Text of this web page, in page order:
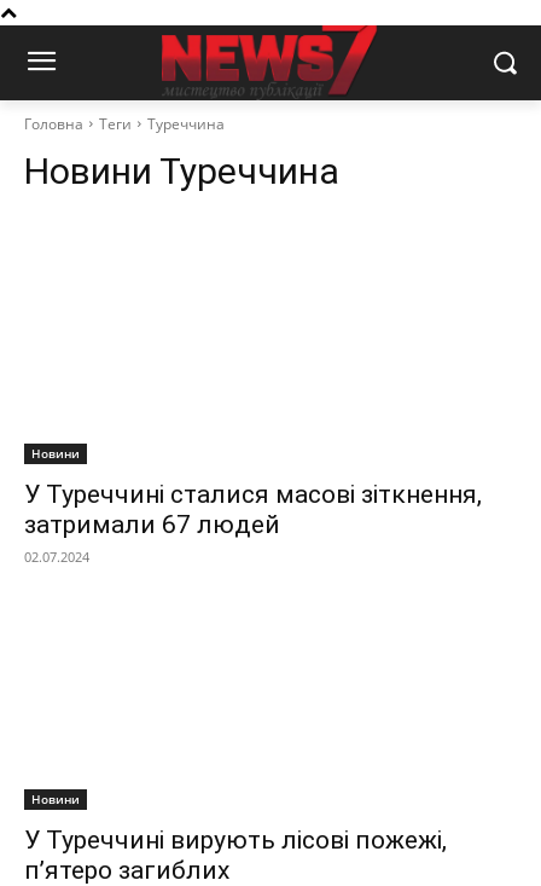
Головна Теги Туреччина
Новини Туреччина
Новини
У Туреччині сталися масові зіткнення,
затримали 67 людей
02.07.2024
Новини
У Туреччині вирують лісові пожежі,
п’ятеро загиблих